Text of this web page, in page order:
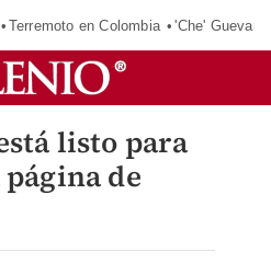
Terremoto en Colombia 'Che' Guevara
listo para
de